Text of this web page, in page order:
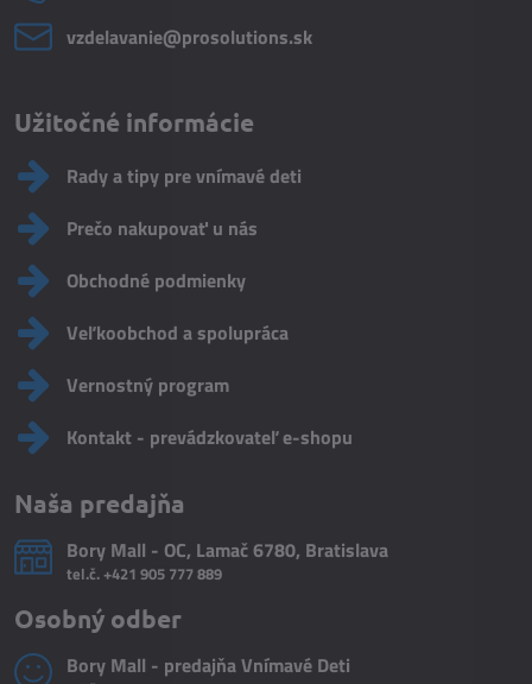
vzdelavanie​@prosolutions​.sk
Užitočné informácie
Rady a tipy pre vnímavé deti
Prečo nakupovať u nás
Obchodné podmienky
Veľkoobchod a spolupráca
Vernostný program
Kontakt - prevádzkovateľ e-shopu
Naša predajňa
Bory Mall - OC, Lamač 6780, Bratislava
tel.č.+421 905 777 889
Osobný odber
Bory Mall - predajňa Vnímavé Deti